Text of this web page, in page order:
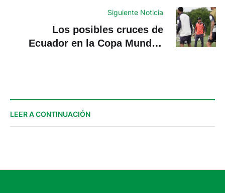
Siguiente Noticia
Los posibles cruces de
Ecuador en la Copa Mundial
LEER A CONTINUACIÓN